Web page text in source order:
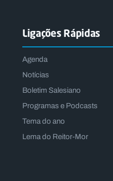
Ligações Rápidas
Agenda
Notícias
Boletim Salesiano
Programas e Podcasts
Tema do ano
Lema do Reitor-Mor